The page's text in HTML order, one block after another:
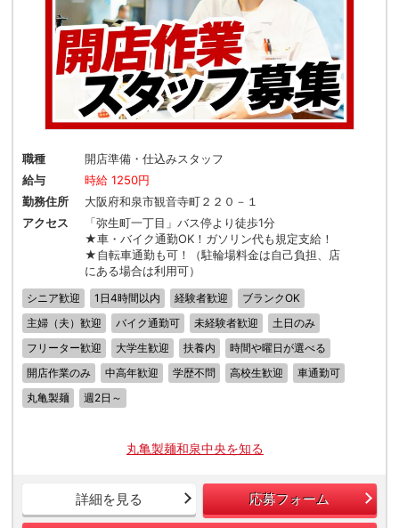
職種
開店準備・仕込みスタッフ
給与
時給 1250円
勤務住所
大阪府和泉市観音寺町２２０－１
アクセス
「弥生町一丁目」バス停より徒歩1分
★車・バイク通勤OK！ガソリン代も規定支給！
★自転車通勤も可！（駐輪場料金は自己負担、店
にある場合は利用可）
シニア歓迎 1日4時間以内 経験者歓迎
ブランクOK
主婦（夫）歓迎
バイク通勤可 未経験者歓迎
土日のみ
フリーター歓迎
大学生歓迎 扶養内
時間や曜日が選べる
開店作業のみ
中高年歓迎 学歴不問 高校生歓迎
車通勤可
丸亀製麺
週2日～
丸亀製麺和泉中央を知る
詳細を見る 応募フォーム